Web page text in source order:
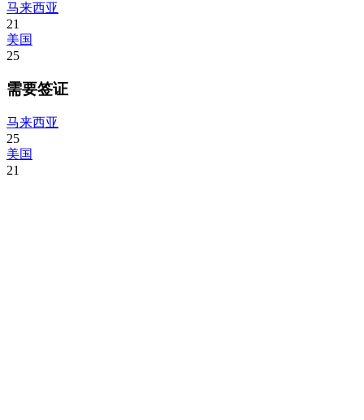
马来西亚
21
美国
25
需要签证
马来西亚
25
美国
21